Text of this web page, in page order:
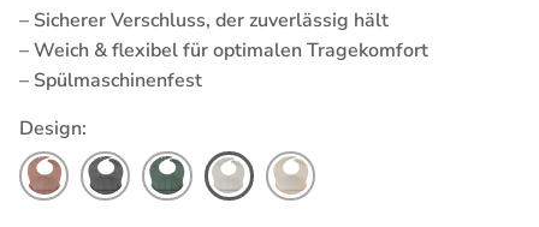
– Sicherer Verschluss, der zuverlässig hält
– Weich & flexibel für optimalen Tragekomfort
– Spülmaschinenfest
Design: